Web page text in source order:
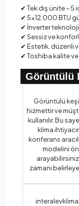
✔ Tek dış ünite – 5
✔ 5×12.000 BTU
✔ İnverter
✔ Sessiz ve
✔ Estetik, düzenli
✔ Toshiba kalite
Görüntülü
Görüntülü
hizmettir ve
kullanılır. Bu
klima
konferans
modelini
zamanı